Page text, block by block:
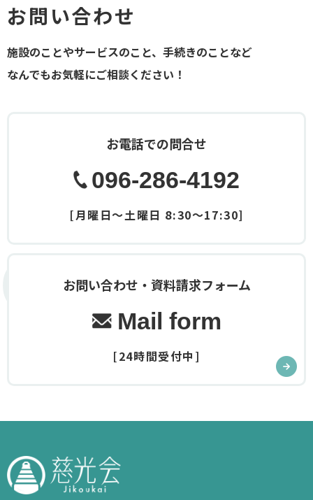
Contact
お問い合わせ
施設のことやサービスのこと、手続きのことなど
なんでもお気軽にご相談ください！
お電話での問合せ
096-286-4192
[月曜日～土曜日 8:30～17:30]
お問い合わせ・資料請求フォーム
Mail form
[24時間受付中]